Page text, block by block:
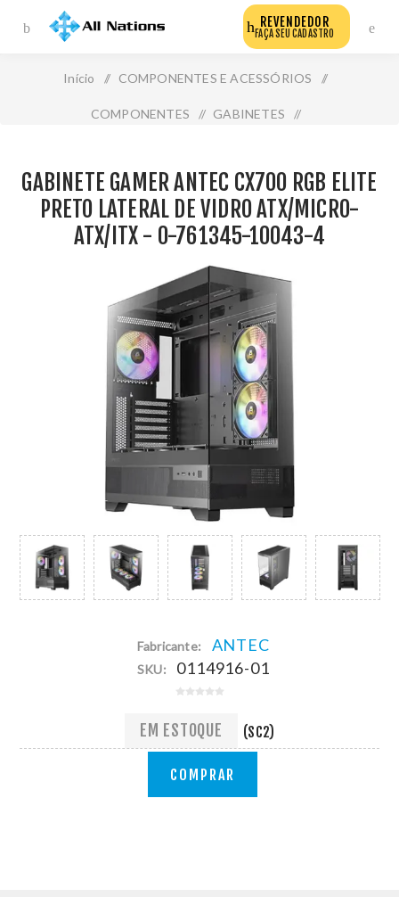
REVENDEDOR
FAÇA SEU CADASTRO
Início / COMPONENTES E ACESSÓRIOS /
COMPONENTES / GABINETES /
Vidro Atx/Micro-Atx/Itx - 0-761345-10043-4
GABINETE GAMER ANTEC CX700 RGB ELITE
PRETO LATERAL DE VIDRO ATX/MICRO-
ATX/ITX - 0-761345-10043-4
Fabricante: ANTEC
SKU: 0114916-01
EM ESTOQUE (SC2)
COMPRAR